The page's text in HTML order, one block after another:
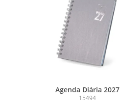
Agenda Diária 2027
15494